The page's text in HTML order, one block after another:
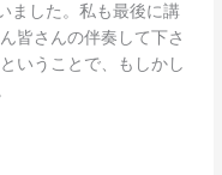
ました。私も最後に講
皆さんの伴奏して下さ
いうことで、もしかし